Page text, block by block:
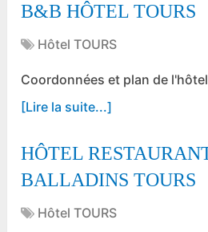
B&B HÔTEL TOURS
Hôtel TOURS
Coordonnées et plan de l'hôtel
[Lire la suite...]
HÔTEL
BALLADINS TOURS
Hôtel TOURS